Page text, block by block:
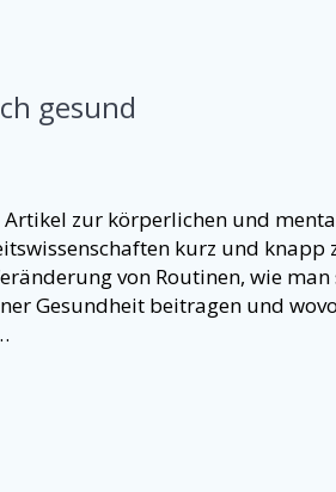
gesund
zur körperlichen und
kurz und knapp
von Routinen, wie
Gesundheit beitragen und